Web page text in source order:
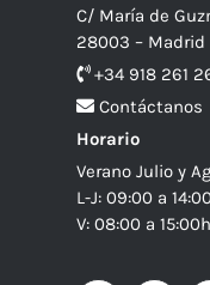
C/ María de
28003 – Madrid
+34 918 261
Contáctanos
Horario
Verano Julio y
L-J: 09:00 a
V: 08:00 a 15:00h